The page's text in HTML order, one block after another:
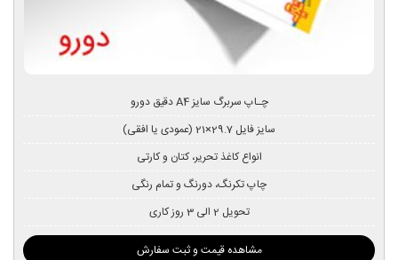
چـاپ سربرگ سایز A4 دقیق دورو
سایز فایل 29.7×21 (عمودی یا افقی)
انواع کاغذ تحریر، کتان و کارتی
چاپ تکرنگ، دورنگ و تمام رنگی
تحویل 2 الی 3 روز کاری
مشاهده قیمت و ثبت سفارش